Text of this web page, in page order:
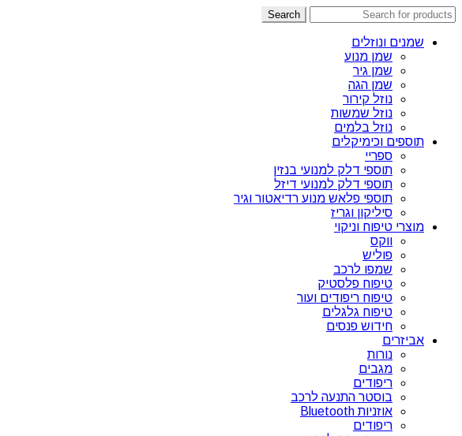
Search
שמנים ונוזלים
שמן מנוע
שמן גיר
שמן הגה
נוזל קירור
נוזל שמשות
נוזל בלמים
תוספים וכימיקלים
ספריי
תוספי דלק למנועי בנזין
תוספי דלק למנועי דיזל
תוספי פלאש מנוע רדיאטור וגיר
סיליקון וגריז
מוצרי טיפוח וניקוי
ווקס
פוליש
שמפו לרכב
טיפוח פלסטיק
טיפוח ריפודים ועור
טיפוח גלגלים
חידוש פנסים
אביזרים
נורות
מגבים
ריפודים
בוסטר התנעה לרכב
אוזניות Bluetooth
ריפודים